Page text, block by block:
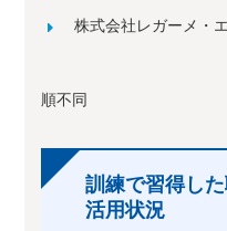
株式会社レガーメ・
順不同
訓練で習得し
活用状況